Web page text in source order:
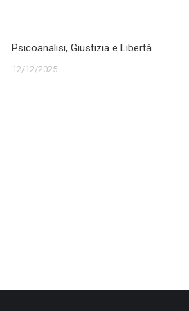
Psicoanalisi, Giustizia e Libertà
12/12/2025